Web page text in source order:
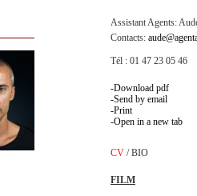
Assistant Agents:
Contacts:
Tél : 01 47 23 05 46
Download pdf
Send by email
Print
Open in a new tab
CV /BIO
FILM